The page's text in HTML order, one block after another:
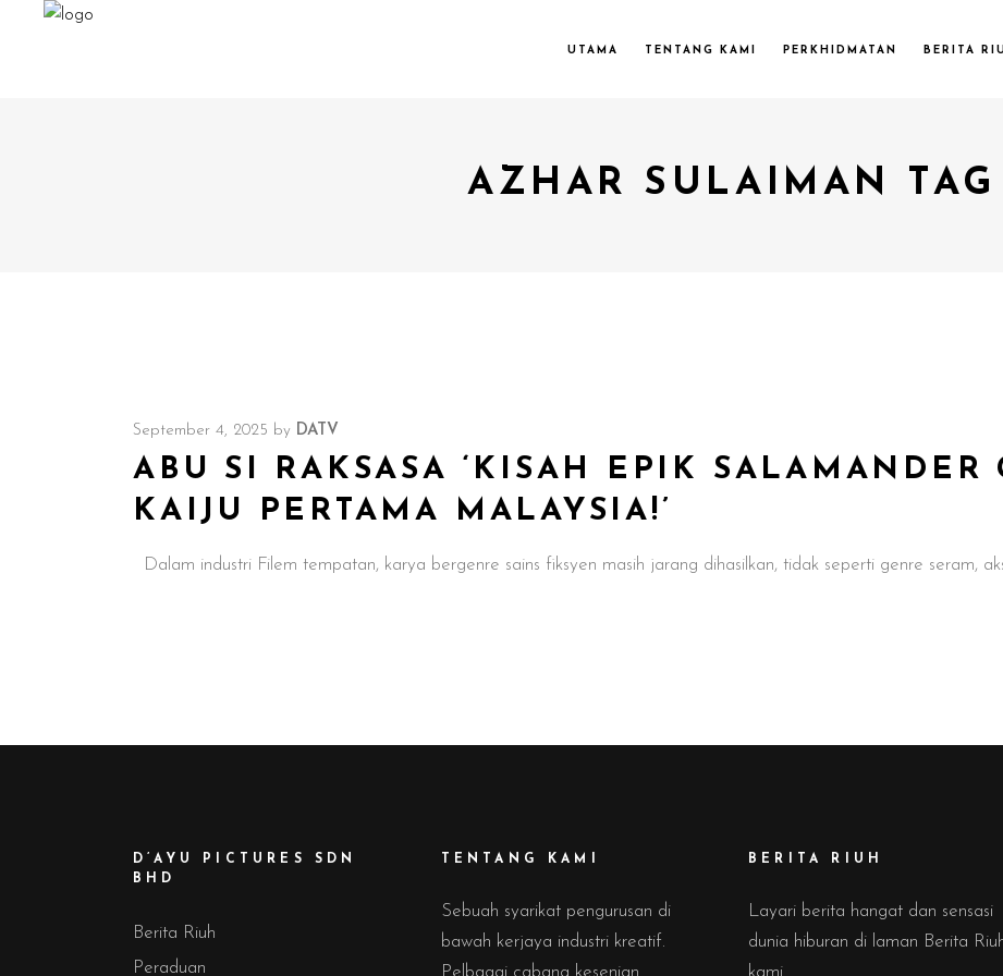
UTAMA TENTANG KAMI PERKHIDMATAN BERITA
AZHAR SULAIMAN TAG
September 4, 2025 by DATV
ABU SI RAKSASA ‘KISAH EPIK SALAMANDER
KAIJU PERTAMA MALAYSIA!’
Dalam industri Filem tempatan, karya bergenre sains fiksyen masih jarang dihasilkan, tidak seperti genre seram,
D’AYU PICTURES SDN
BHD
Berita Riuh
Peraduan
TENTANG KAMI
Sebuah syarikat pengurusan di
bawah kerjaya industri kreatif.
Pelbagai cabang kesenian
BERITA RIUH
Layari berita hangat dan sensasi
dunia hiburan di laman Berita
kami